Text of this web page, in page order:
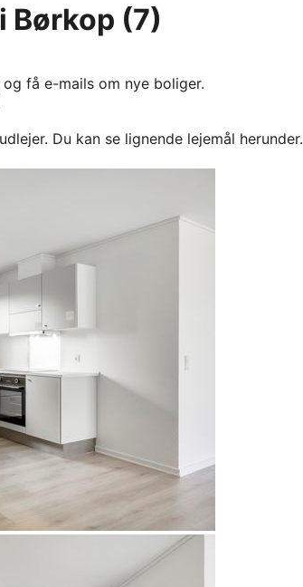
Børkop (7)
få e-mails om nye boliger.
Du kan se lignende lejemål herunder.